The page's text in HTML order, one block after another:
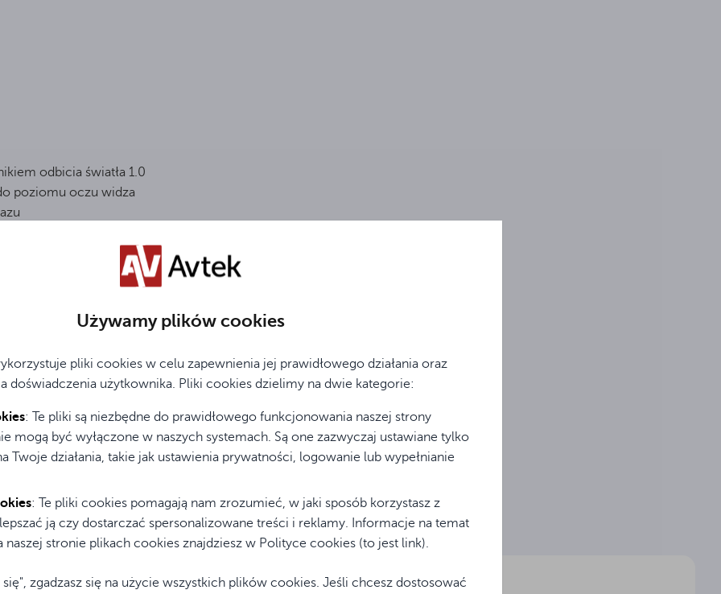
Używamy plików cookies
pliki cookies w celu zapewnienia jej prawidłowego działania oraz
doświadczenia użytkownika. Pliki cookies dzielimy na dwie kategorie:
: Te pliki są niezbędne do prawidłowego funkcjonowania naszej strony
mogą być wyłączone w naszych systemach. Są one zazwyczaj ustawiane tylko
Twoje działania, takie jak ustawienia prywatności, logowanie lub wypełnianie
: Te pliki cookies pomagają nam zrozumieć, w jaki sposób korzystasz z
ją czy dostarczać spersonalizowane treści i reklamy. Informacje na temat
naszej stronie plikach cookies znajdziesz w Polityce cookies (to jest link).
się", zgadzasz się na użycie wszystkich plików cookies. Jeśli chcesz dostosować
odbicia światła 1.0
poziomu oczu widza
ready, Full HD oraz 4K